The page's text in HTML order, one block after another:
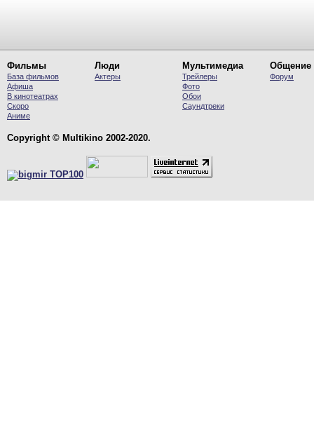
Фильмы
База фильмов
Афиша
В кинотеатрах
Скоро
Аниме
Люди
Актеры
Мультимедиа
Трейлеры
Фото
Обои
Саундтреки
Общение
Форум
Copyright © Multikino 2002-2020.